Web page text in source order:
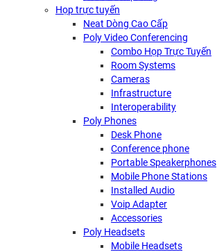
Họp trực tuyến
Neat Dòng Cao Cấp
Poly Video Conferencing
Combo Họp Trực Tuyến
Room Systems
Cameras
Infrastructure
Interoperability
Poly Phones
Desk Phone
Conference phone
Portable Speakerphones
Mobile Phone Stations
Installed Audio
Voip Adapter
Accessories
Poly Headsets
Mobile Headsets